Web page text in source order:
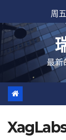
至
内
周
最新